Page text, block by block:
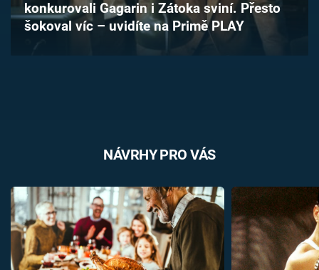
Přihlášení
konkurovali Gagarin i Zátoka sviní. Přesto
šokoval víc – uvidíte na Primě PLAY
NÁVRHY PRO VÁS